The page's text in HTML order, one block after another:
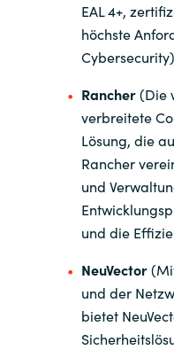
EAL 4+,
höchste
Cybersecurity)
Rancher(Die
verbreitete
Lösung, die
Rancher
und
und die
NeuVector
und der
bietet